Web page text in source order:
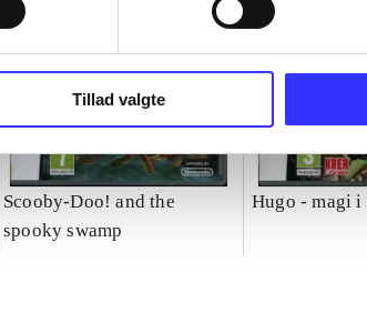
Tillad valgte
Scooby-Doo! and the
spooky swamp
Hugo - magi